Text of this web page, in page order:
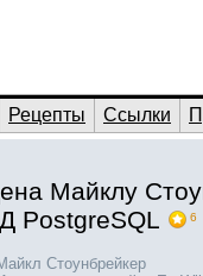
Рецепты Ссылки
Майклу
PostgreSQL
6
Стоунбрейкер